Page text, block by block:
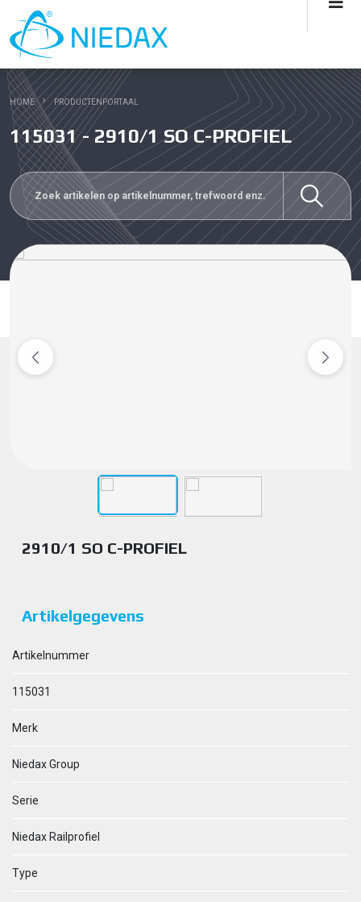
HOME PRODUCTENPORTAAL
115031 - 2910/1 SO C-PROFIEL
2910/1 SO C-PROFIEL
Artikelgegevens
Artikelnummer
115031
Merk
Niedax Group
Serie
Niedax Railprofiel
Type